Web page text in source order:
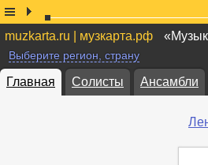
muzkarta.ru | музкарта.рф
Выберите регион, страну
Главная Солисты Ансамбли